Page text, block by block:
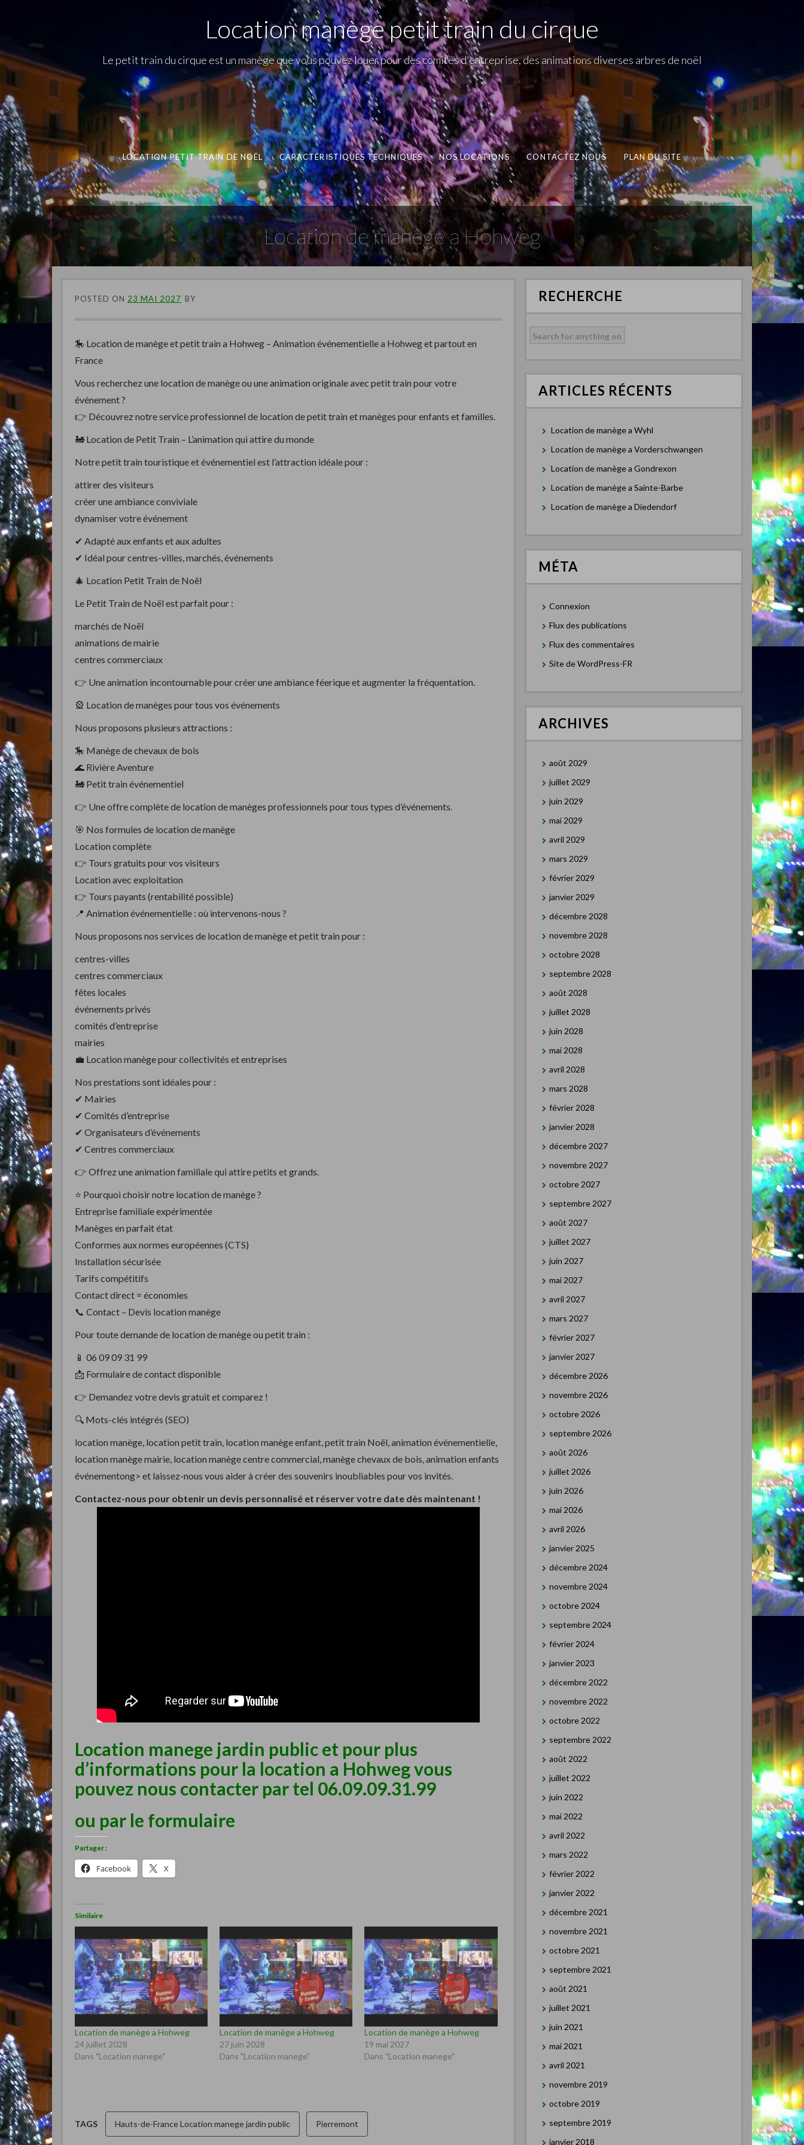
Location manège petit train du cirque
Le petit train du cirque est un manège que vous pouvez louer pour des comités d'entreprise, des animations diverses arbres de noël
LOCATION PETIT TRAIN DE NOËL CARACTÉRISTIQUES TECHNIQUES NOS LOCATIONS CONTACTEZ NOUS PLAN DU SITE
Location de manège a Hohweg
POSTED ON 23 MAI 2027 BY
🎠 Location de manège et petit train a Hohweg – Animation événementielle a Hohweg et partout en
France
Vous recherchez une location de manège ou une animation originale avec petit train pour votre
événement ?
👉 Découvrez notre service professionnel de location de petit train et manèges pour enfants et familles.
🚂 Location de Petit Train – L’animation qui attire du monde
Notre petit train touristique et événementiel est l’attraction idéale pour :
attirer des visiteurs
créer une ambiance conviviale
dynamiser votre événement
✔ Adapté aux enfants et aux adultes
✔ Idéal pour centres-villes, marchés, événements
🎄 Location Petit Train de Noël
Le Petit Train de Noël est parfait pour :
marchés de Noël
animations de mairie
centres commerciaux
👉 Une animation incontournable pour créer une ambiance féerique et augmenter la fréquentation.
🎡 Location de manèges pour tous vos événements
Nous proposons plusieurs attractions :
🎠 Manège de chevaux de bois
🌊 Rivière Aventure
🚂 Petit train événementiel
👉 Une offre complète de location de manèges professionnels pour tous types d’événements.
🎯 Nos formules de location de manège
Location complète
👉 Tours gratuits pour vos visiteurs
Location avec exploitation
👉 Tours payants (rentabilité possible)
📍 Animation événementielle : où intervenons-nous ?
Nous proposons nos services de location de manège et petit train pour :
centres-villes
centres commerciaux
fêtes locales
événements privés
comités d’entreprise
mairies
💼 Location manège pour collectivités et entreprises
Nos prestations sont idéales pour :
✔ Mairies
✔ Comités d’entreprise
✔ Organisateurs d’événements
✔ Centres commerciaux
👉 Offrez une animation familiale qui attire petits et grands.
⭐ Pourquoi choisir notre location de manège ?
Entreprise familiale expérimentée
Manèges en parfait état
Conformes aux normes européennes (CTS)
Installation sécurisée
Tarifs compétitifs
Contact direct = économies
📞 Contact – Devis location manège
Pour toute demande de location de manège ou petit train :
📱 06 09 09 31 99
📩 Formulaire de contact disponible
👉 Demandez votre devis gratuit et comparez !
🔍 Mots-clés intégrés (SEO)
location manège, location petit train, location manège enfant, petit train Noël, animation événementielle,
location manège mairie, location manège centre commercial, manège chevaux de bois, animation enfants
événementong> et laissez-nous vous aider à créer des souvenirs inoubliables pour vos invités.
Contactez-nous pour obtenir un devis personnalisé et réserver votre date dès maintenant !
Location manege jardin public et pour plus
d’informations pour la location a Hohweg vous
pouvez nous contacter par tel 06.09.09.31.99
ou par le formulaire
Partager :
Facebook X
Similaire
Location de manège a Hohweg
24 juillet 2028
Dans "Location manege"
Location de manège a Hohweg
27 juin 2028
Dans "Location manege"
Location de manège a Hohweg
19 mai 2027
Dans "Location manege"
TAGS Hauts-de-France Location manege jardin public Pierremont
RECHERCHE
ARTICLES RÉCENTS
Location de manège a Wyhl
Location de manège a Vorderschwangen
Location de manège a Gondrexon
Location de manège a Sainte-Barbe
Location de manège a Diedendorf
MÉTA
Connexion
Flux des publications
Flux des commentaires
Site de WordPress-FR
ARCHIVES
août 2029
juillet 2029
juin 2029
mai 2029
avril 2029
mars 2029
février 2029
janvier 2029
décembre 2028
novembre 2028
octobre 2028
septembre 2028
août 2028
juillet 2028
juin 2028
mai 2028
avril 2028
mars 2028
février 2028
janvier 2028
décembre 2027
novembre 2027
octobre 2027
septembre 2027
août 2027
juillet 2027
juin 2027
mai 2027
avril 2027
mars 2027
février 2027
janvier 2027
décembre 2026
novembre 2026
octobre 2026
septembre 2026
août 2026
juillet 2026
juin 2026
mai 2026
avril 2026
janvier 2025
décembre 2024
novembre 2024
octobre 2024
septembre 2024
février 2024
janvier 2023
décembre 2022
novembre 2022
octobre 2022
septembre 2022
août 2022
juillet 2022
juin 2022
mai 2022
avril 2022
mars 2022
février 2022
janvier 2022
décembre 2021
novembre 2021
octobre 2021
septembre 2021
août 2021
juillet 2021
juin 2021
mai 2021
avril 2021
novembre 2019
octobre 2019
septembre 2019
janvier 2018